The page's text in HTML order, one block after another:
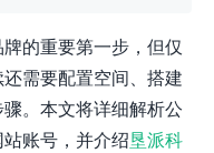
的重要第一步，但仅
需要配置空间、搭建
。本文将详细解析公
账号，并介绍垦派科